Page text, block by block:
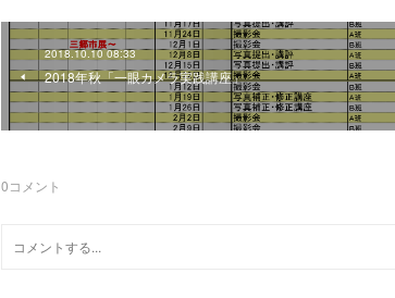
2018.10.10 08:33
2018年秋「一眼カメラ実践講座」
0コメント